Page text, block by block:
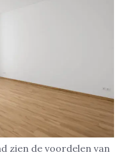
zien de voordelen van